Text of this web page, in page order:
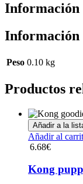
Información
Información
Peso 0.10 kg
Productos
Añadir a la
Añadir al
6.68€
Kong